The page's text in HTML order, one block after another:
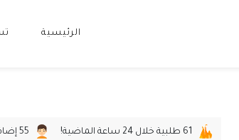
الرئيسية
61 طلبية خلال 24 ساعة الماضية! 55